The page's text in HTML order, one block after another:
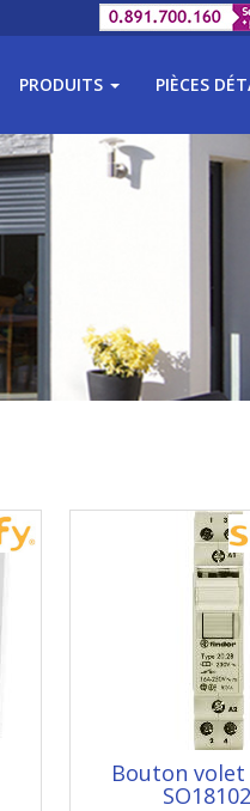
PRODUITS PIÈCES
Bouton